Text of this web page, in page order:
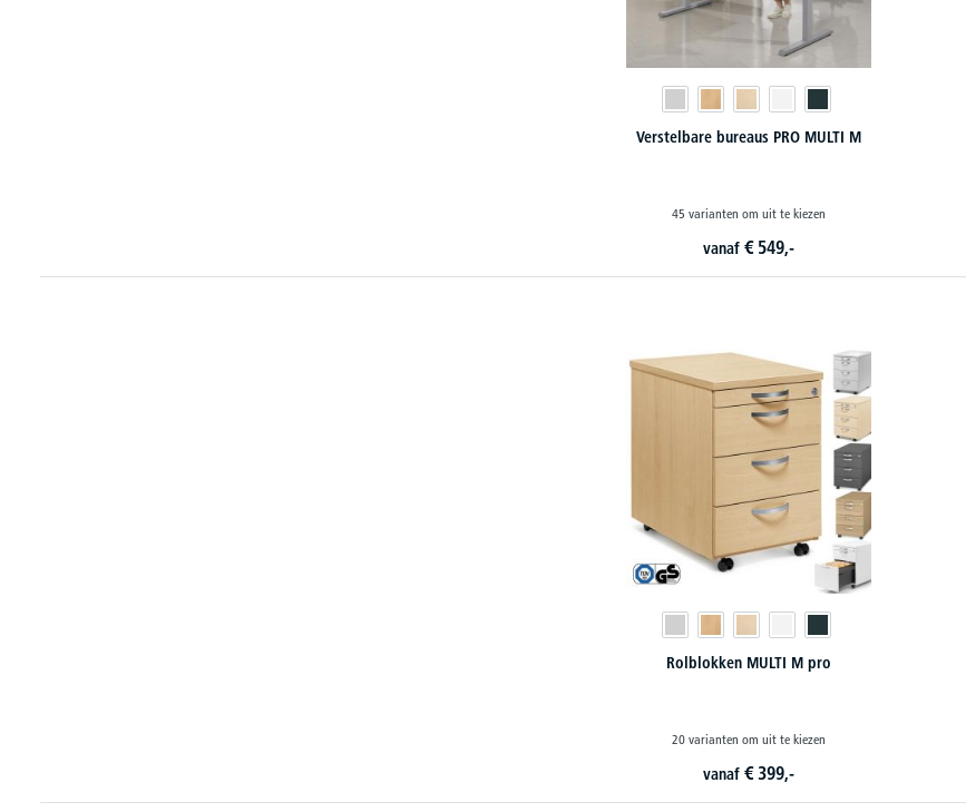
Verstelbare bureaus PRO MULTI M
45 varianten om uit te kiezen
vanaf € 549,-
Rolblokken MULTI M pro
20 varianten om uit te kiezen
vanaf € 399,-